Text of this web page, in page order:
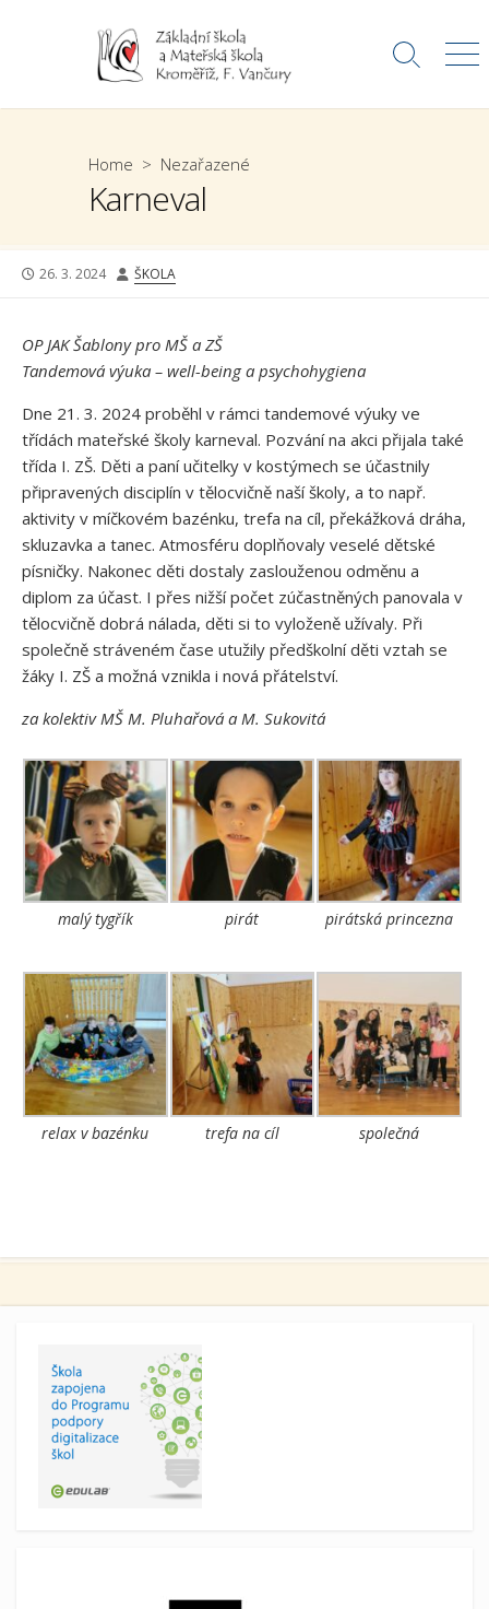
Search
Home > Nezařazené
Karneval
PUBLISHED
26. 3. 2024 AUTHOR
ŠKOLA
OP JAK Šablony pro MŠ a ZŠ
Tandemová výuka – well-being a psychohygiena
Dne 21. 3. 2024 proběhl v rámci tandemové výuky ve
třídách mateřské školy karneval. Pozvání na akci přijala také
třída I. ZŠ. Děti a paní učitelky v kostýmech se účastnily
připravených disciplín v tělocvičně naší školy, a to např.
aktivity v míčkovém bazénku, trefa na cíl, překážková dráha,
skluzavka a tanec. Atmosféru doplňovaly veselé dětské
písničky. Nakonec děti dostaly zaslouženou odměnu a
diplom za účast. I přes nižší počet zúčastněných panovala v
tělocvičně dobrá nálada, děti si to vyloženě užívaly. Při
společně stráveném čase utužily předškolní děti vztah se
žáky I. ZŠ a možná vznikla i nová přátelství.
za kolektiv MŠ M. Pluhařová a M. Sukovitá
malý tygřík pirát pirátská princezna
relax v bazénku trefa na cíl společná